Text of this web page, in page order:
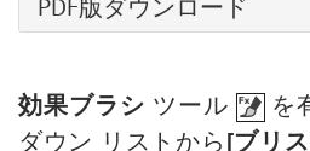
整列ツールのオプション
しきい値による調整
変形
手のひらツール
ズームツール
ディテール
プリセット
AliveColors で写真を白
バレンタインデーカード
ポップアートの人物画
PDF版ダウンロード
効果ブラシ ツール
を
ダウン リストから[ブリ